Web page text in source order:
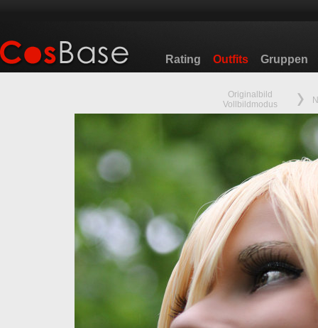
Rating Outfits Gruppen
Originalbild
Vollbildmodus